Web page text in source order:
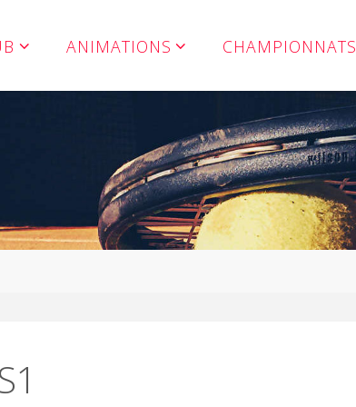
ANIMATIONS CHAMPIONNATS